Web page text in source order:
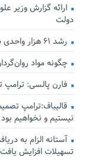
ارائه گزارش وزیر
دولت
رشد ۶۱ هزار واحدی شاخص بورس
چگونه مواد
فارن پالسی: ترامپ
قالیباف:ترامپ
نیستیم و نخواهیم بود
تسهیلات افزایش یافت